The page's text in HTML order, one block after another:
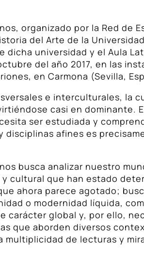
organizado por la Red de
del Arte de la
universidad y el Aula
del año 2017, en las
en Carmona (Sevilla,
e interculturales, la
casi en dominante.
ser estudiada y
afines es
busca analizar nuestro
cultural que han estado
ahora parece agotado;
o modernidad líquida,
carácter global y, por ello,
que aborden diversos
de lecturas y